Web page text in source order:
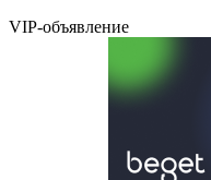
VIP-объявление